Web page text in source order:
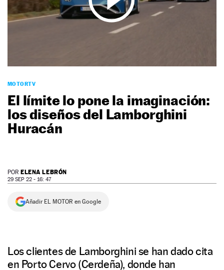
NEWSLETTER
MOTORTV
El límite lo pone la imaginación:
los diseños del Lamborghini
Huracán
POR ELENA LEBRÓN
29 SEP 22 - 16: 47
Añadir EL MOTOR en Google
Los clientes de Lamborghini se han dado cita
en Porto Cervo (Cerdeña), donde han